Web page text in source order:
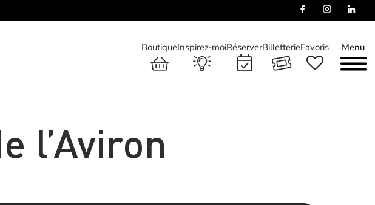
Menu
BoutiqueInspirez-moiRéserverBilletterieFavoris
l’Aviron